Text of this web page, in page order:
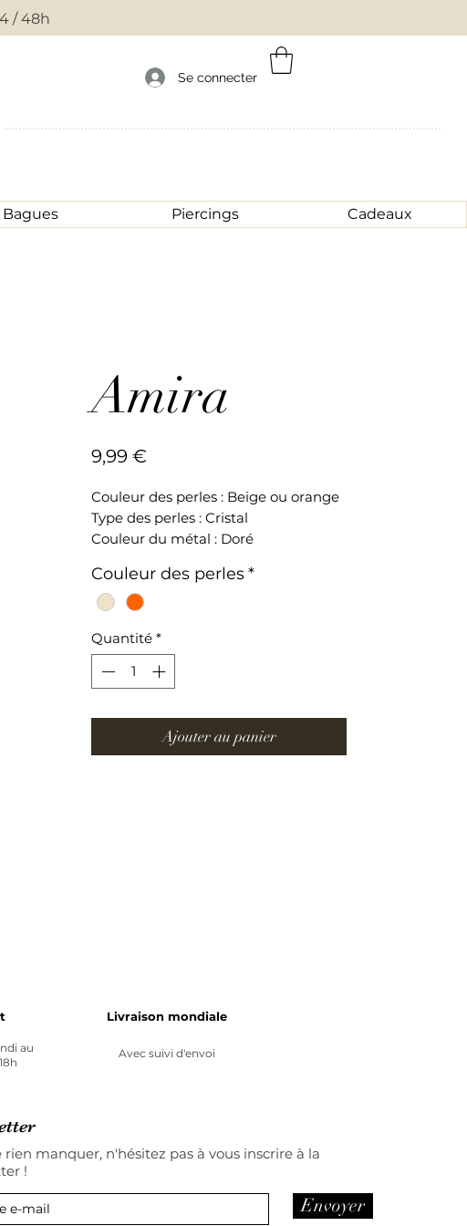
/ 48h
Se connecter
Bagues Piercings Cadeaux
Amira
9,99 €
Couleur des perles : Beige ou orange
Type des perles : Cristal
Couleur du métal : Doré
(fermoir)
inoxydable
Couleur des perles*
Quantité *
Ajouter au panier
au
Livraison mondiale
Avec suivi d'envoi
rien manquer, n'hésitez pas à vous inscrire à la
!
Envoyer